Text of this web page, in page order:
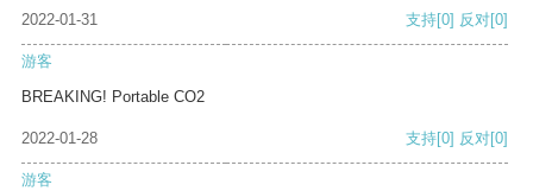
2022-01-31 支持[0] 反对[0]
游客
BREAKING! Portable CO2
2022-01-28 支持[0] 反对[0]
游客